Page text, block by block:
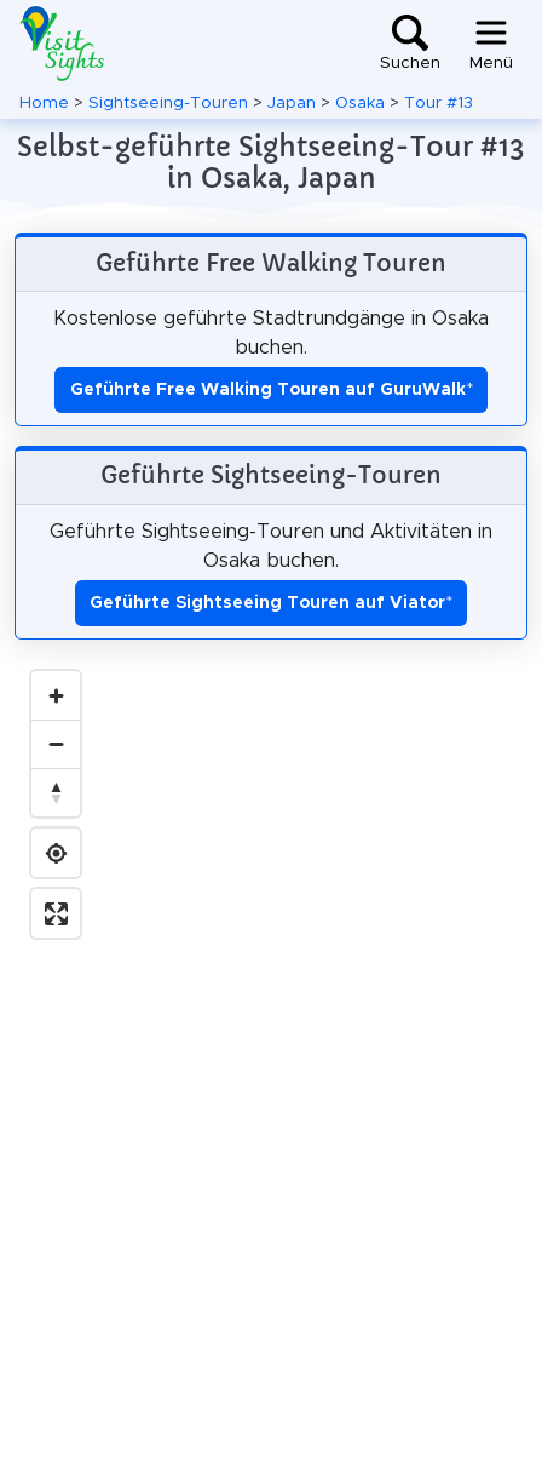
Suchen Menü
Home > Sightseeing-Touren > Japan > Osaka > Tour #13
Selbst-geführte Sightseeing-Tour #13
in Osaka, Japan
Geführte Free Walking Touren
Kostenlose geführte Stadtrundgänge in Osaka
buchen.
Geführte Free Walking Touren auf GuruWalk*
Geführte Sightseeing-Touren
Geführte Sightseeing-Touren und Aktivitäten in
Osaka buchen.
Geführte Sightseeing Touren auf Viator*